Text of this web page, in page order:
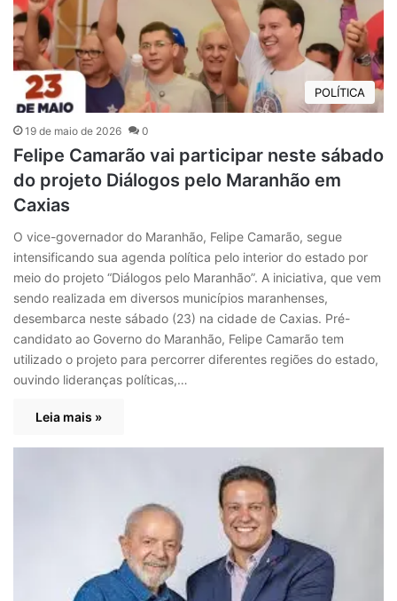
POLÍTICA
19 de maio de 2026 0
Felipe Camarão vai participar neste sábado
do projeto Diálogos pelo Maranhão em
Caxias
O vice-governador do Maranhão, Felipe Camarão, segue
intensificando sua agenda política pelo interior do estado por
meio do projeto “Diálogos pelo Maranhão”. A iniciativa, que vem
sendo realizada em diversos municípios maranhenses,
desembarca neste sábado (23) na cidade de Caxias. Pré-
candidato ao Governo do Maranhão, Felipe Camarão tem
utilizado o projeto para percorrer diferentes regiões do estado,
ouvindo lideranças políticas,…
Leia mais »